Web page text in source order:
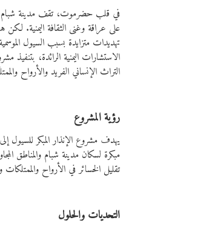
في قلب حضرموت، تقف مدينة شبام
على عراقة وغنى الثقافة اليمنية. لكن
تهديدات متزايدة بسبب السيول
الاستشارات اليمنية الرائدة، بتنفيذ
التراث الإنساني الفريد والأرواح
رؤية المشروع
يهدف مشروع الإنذار المبكر للسيول
مبكرة لسكان مدينة شبام والمناطق
تقليل الخسائر في الأرواح والممتلكات
التحديات والحلول